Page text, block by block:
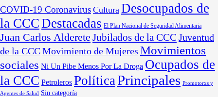
COVID-19 Coronavirus Cultura Desocupados de
la CCCDestacadas El Plan Nacional de Seguridad Alimentaria
Juan Carlos Alderete Jubilados de la CCC Juventud
de la CCCMovimiento de Mujeres Movimientos
sociales Ni Un Pibe Menos Por La Droga Ocupados de
la CCC Petroleros Política Principales Promotorxs y
Agentes de Salud
Sin categoría